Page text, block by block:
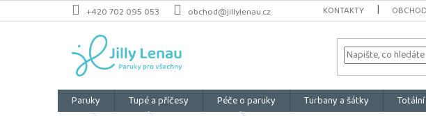
Přejít
na
+420 702 095 053 obchod@jillylenau.cz KONTAKTY
Paruky Tupé a příčesy Péče o paruky Turbany a šátky